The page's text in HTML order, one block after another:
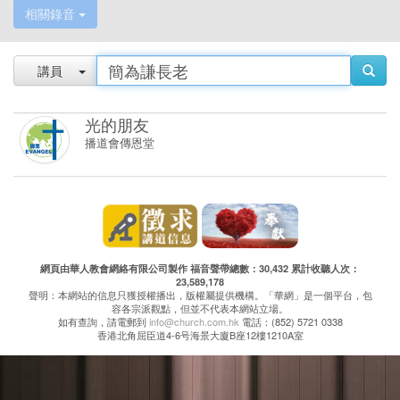
相關錄音
講員
光的朋友
播道會傳恩堂
網頁由華人教會網絡有限公司製作 福音聲帶總數：30,432 累計收聽人次：
23,589,178
聲明：本網站的信息只獲授權播出，版權屬提供機構。「華網」是一個平台，包
容各宗派觀點，但並不代表本網站立場。
如有查詢，請電郵到info@church.com.hk 電話：(852) 5721 0338
香港北角屈臣道4-6号海景大廈B座12樓1210A室